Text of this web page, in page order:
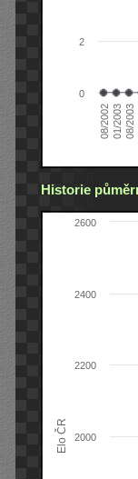
08/200201/200308/2003
0
2
Historie
Elo ČR 2000
2200
2400
2600